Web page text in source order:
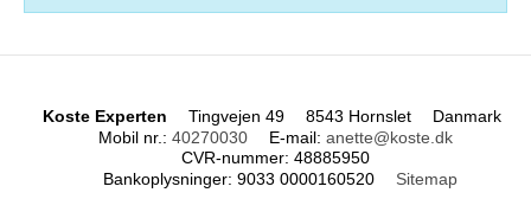
Koste Experten Tingvejen 49 8543 Hornslet
Danmark
Mobil nr. : 40270030 E-mail: anette@koste.dk
CVR-nummer: 48885950
Bankoplysninger: 9033 0000160520 Sitemap